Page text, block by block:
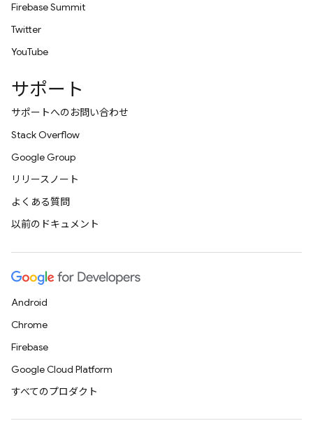
Firebase Summit
Twitter
YouTube
サポート
サポートへのお問い合わせ
Stack Overflow
Google Group
リリースノート
よくある質問
以前のドキュメント
Android
Chrome
Firebase
Google Cloud Platform
すべてのプロダクト